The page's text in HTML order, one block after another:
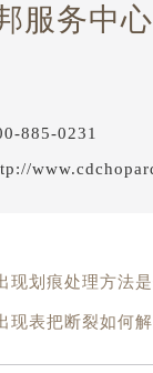
服务中心
885-0231
现划痕处理方法
现表把断裂如何